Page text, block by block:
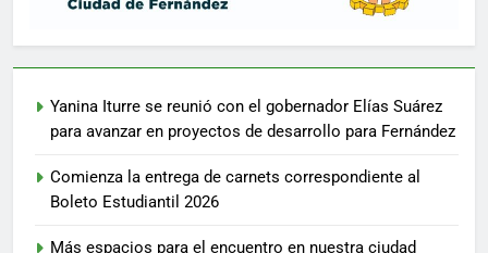
Yanina Iturre se reunió con el gobernador Elías Suárez
para avanzar en proyectos de desarrollo para Fernández
Comienza la entrega de carnets correspondiente al
Boleto Estudiantil 2026
Más espacios para el encuentro en nuestra ciudad